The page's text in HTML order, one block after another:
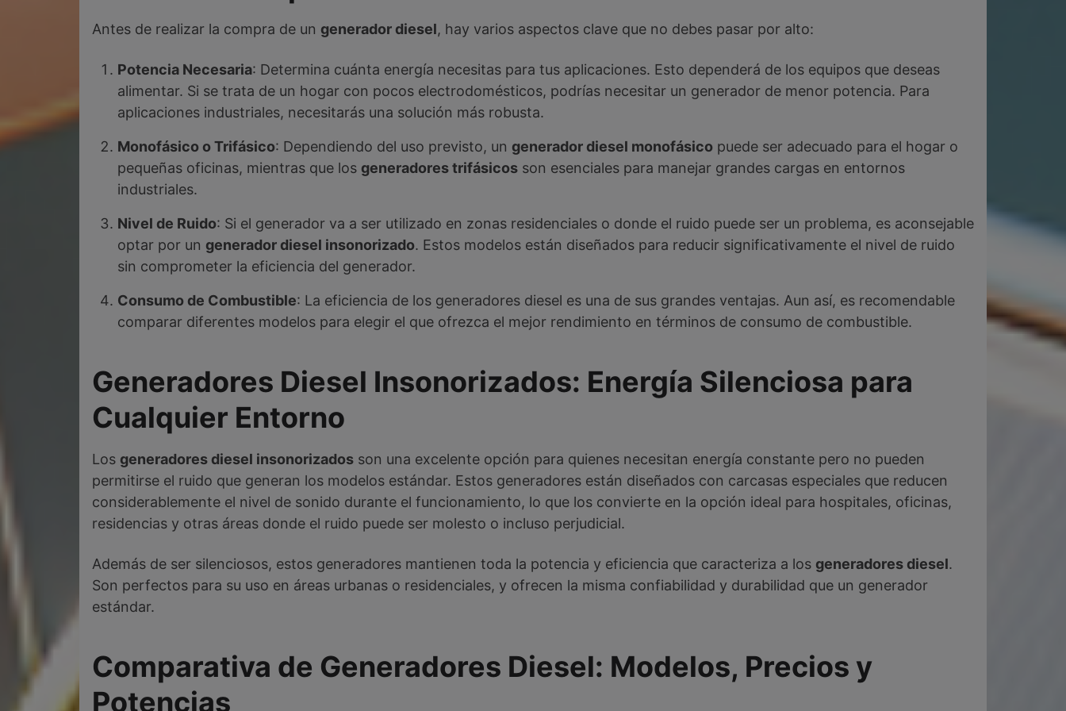
Antes de realizar la compra de un generador diesel, hay varios aspectos clave que no debes pasar por alto:
Potencia Necesaria: Determina cuánta energía necesitas para tus aplicaciones. Esto dependerá de los equipos que deseas
alimentar. Si se trata de un hogar con pocos electrodomésticos, podrías necesitar un generador de menor potencia. Para
aplicaciones industriales, necesitarás una solución más robusta.
Monofásico o Trifásico: Dependiendo del uso previsto, un generador diesel monofásico puede ser adecuado para el hogar o
pequeñas oficinas, mientras que los generadores trifásicos son esenciales para manejar grandes cargas en entornos
industriales.
Nivel de Ruido: Si el generador va a ser utilizado en zonas residenciales o donde el ruido puede ser un problema, es aconsejable
optar por un generador diesel insonorizado. Estos modelos están diseñados para reducir significativamente el nivel de ruido
sin comprometer la eficiencia del generador.
Consumo de Combustible: La eficiencia de los generadores diesel es una de sus grandes ventajas. Aun así, es recomendable
comparar diferentes modelos para elegir el que ofrezca el mejor rendimiento en términos de consumo de combustible.
Generadores Diesel Insonorizados: Energía Silenciosa para
Cualquier Entorno
Los generadores diesel insonorizados son una excelente opción para quienes necesitan energía constante pero no pueden
permitirse el ruido que generan los modelos estándar. Estos generadores están diseñados con carcasas especiales que reducen
considerablemente el nivel de sonido durante el funcionamiento, lo que los convierte en la opción ideal para hospitales, oficinas,
residencias y otras áreas donde el ruido puede ser molesto o incluso perjudicial.
Además de ser silenciosos, estos generadores mantienen toda la potencia y eficiencia que caracteriza a los generadores diesel.
Son perfectos para su uso en áreas urbanas o residenciales, y ofrecen la misma confiabilidad y durabilidad que un generador
estándar.
Comparativa de Generadores Diesel: Modelos, Precios y
Potencias